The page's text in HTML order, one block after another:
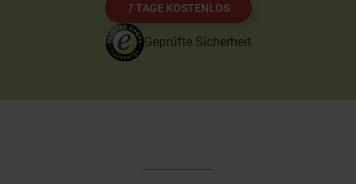
7 TAGE KOSTENLOS
Geprüfte Sicherheit